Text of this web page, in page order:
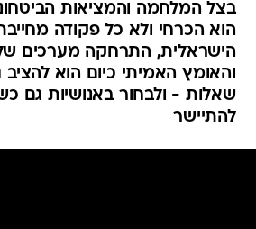
בצל המלחמה והמציאות
הוא הכרחי ולא כל פקודה
הישראלית, התרחקה מערכים
והאומץ האמיתי כיום הוא להציב
שאלות - ולבחור באנושיות גם
להתיישר